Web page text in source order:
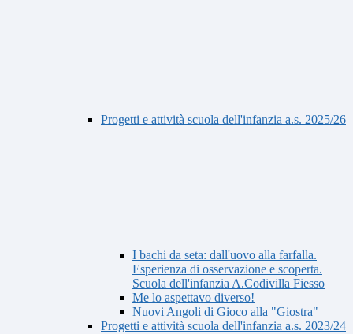
Progetti e attività scuola dell'infanzia a.s. 2025/26
I bachi da seta: dall'uovo alla farfalla.
Esperienza di osservazione e scoperta.
Scuola dell'infanzia A.Codivilla Fiesso
Me lo aspettavo diverso!
Nuovi Angoli di Gioco alla "Giostra"
Progetti e attività scuola dell'infanzia a.s. 2023/24